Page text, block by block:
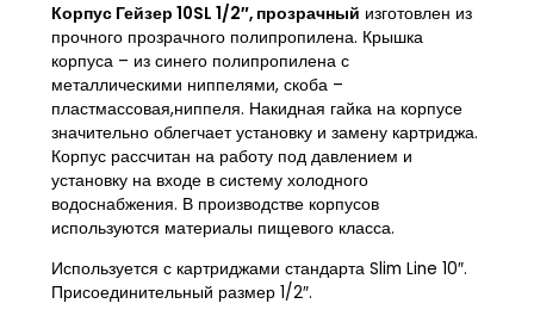
Корпус Гейзер 10SL 1/2″, прозрачный изготовлен из
прочного прозрачного полипропилена. Крышка
корпуса – из синего полипропилена с
металлическими ниппелями, скоба –
пластмассовая,ниппеля. Накидная гайка на корпусе
значительно облегчает установку и замену картриджа.
Корпус рассчитан на работу под давлением и
установку на входе в систему холодного
водоснабжения. В производстве корпусов
используются материалы пищевого класса.
Используется с картриджами стандарта Slim Line 10″.
Присоединительный размер 1/2″.